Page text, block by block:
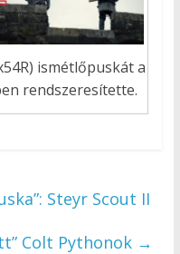
ismétlőpuskát a
rendszeresítette.
Steyr Scout II
Colt Pythonok →